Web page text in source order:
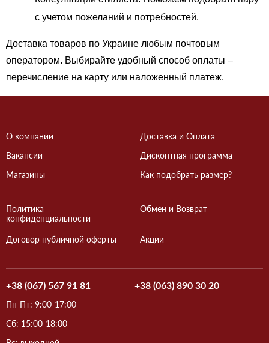
с учетом пожеланий и потребностей.
Доставка товаров по Украине любым почтовым
оператором. Выбирайте удобный способ оплаты –
перечисление на карту или наложенный платеж.
О компании
Вакансии
Магазины
Доставка и Оплата
Дисконтная программа
Как подобрать размер?
Политика
конфиденциальности
Договор публичной оферты
Обмен и Возврат
Акции
+38 (067) 567 91 81 +38 (063) 890 30 20
Пн-Пт: 9:00-17:00
Сб: 15:00-18:00